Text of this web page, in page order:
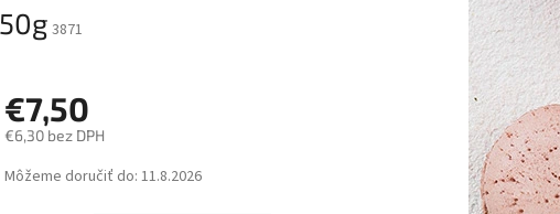
3871
€7,50
€6,30 bez DPH
Jednotková
cena:
Môžeme doručiť do: 11.8.2026